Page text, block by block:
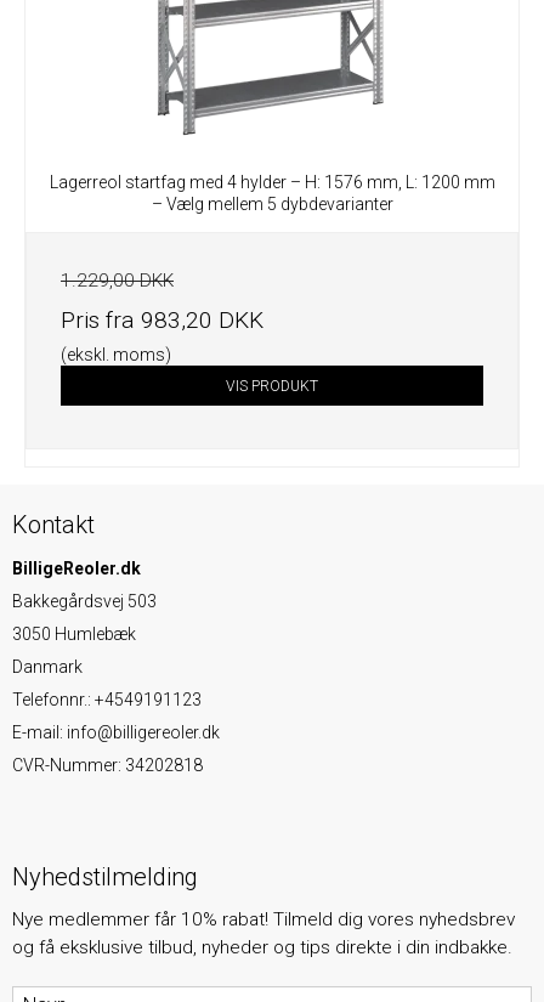
Lagerreol startfag med 4 hylder – H: 1576 mm, L: 1200 mm
– Vælg mellem 5 dybdevarianter
1.229,00 DKK
Pris fra 983,20 DKK
(ekskl. moms)
VIS PRODUKT
Kontakt
BilligeReoler.dk
Bakkegårdsvej 503
3050 Humlebæk
Danmark
Telefonnr.: +4549191123
E-mail : info@billigereoler.dk
CVR-Nummer: 34202818
Nyhedstilmelding
Nye medlemmer får 10% rabat! Tilmeld dig vores nyhedsbrev
og få eksklusive tilbud, nyheder og tips direkte i din indbakke.